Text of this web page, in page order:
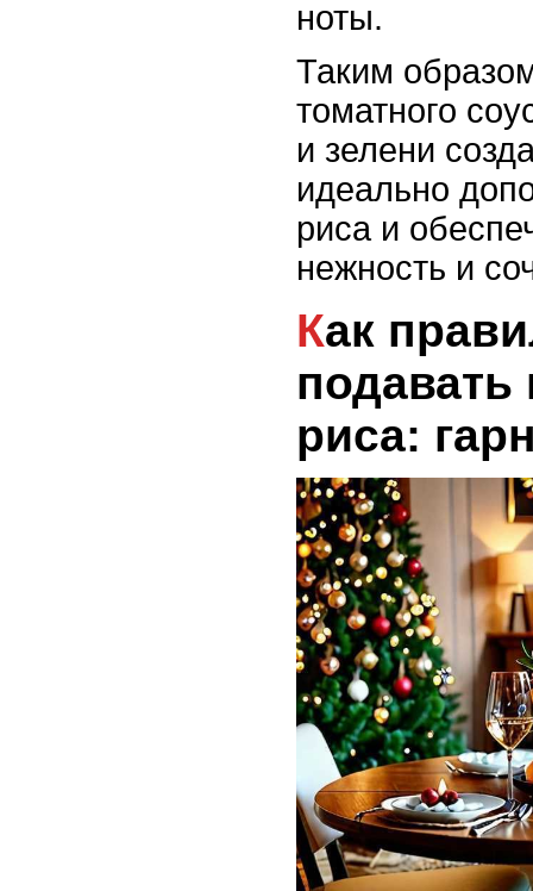
ноты.
Таким
томатного
и зелени
идеально
риса и
нежность и
Как правильно
подавать
риса: